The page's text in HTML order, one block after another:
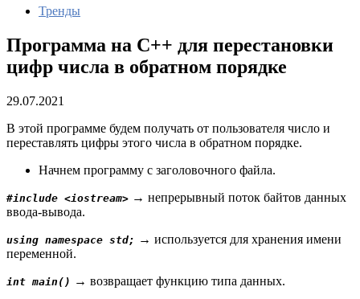
Тренды
Программа на C++ для перестановки
цифр числа в обратном порядке
29.07.2021
В этой программе будем получать от пользователя число и
переставлять цифры этого числа в обратном порядке.
Начнем программу с заголовочного файла.
#include <iostream> → непрерывный поток байтов данных
ввода-вывода.
using namespace std; → используется для хранения имени
переменной.
int main() → возвращает функцию типа данных.